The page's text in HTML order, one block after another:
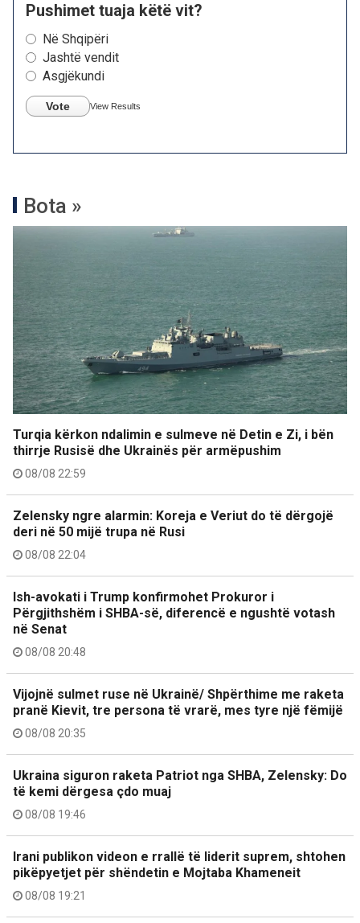
Pushimet tuaja këtë vit?
Në Shqipëri
Jashtë vendit
Asgjëkundi
Vote View Results
Bota »
Turqia kërkon ndalimin e sulmeve në Detin e Zi, i bën
thirrje Rusisë dhe Ukrainës për armëpushim
08/08 22:59
Zelensky ngre alarmin: Koreja e Veriut do të dërgojë
deri në 50 mijë trupa në Rusi
08/08 22:04
Ish-avokati i Trump konfirmohet Prokuror i
Përgjithshëm i SHBA-së, diferencë e ngushtë votash
në Senat
08/08 20:48
Vijojnë sulmet ruse në Ukrainë/ Shpërthime me raketa
pranë Kievit, tre persona të vrarë, mes tyre një fëmijë
08/08 20:35
Ukraina siguron raketa Patriot nga SHBA, Zelensky: Do
të kemi dërgesa çdo muaj
08/08 19:46
Irani publikon videon e rrallë të liderit suprem, shtohen
pikëpyetjet për shëndetin e Mojtaba Khameneit
08/08 19:21